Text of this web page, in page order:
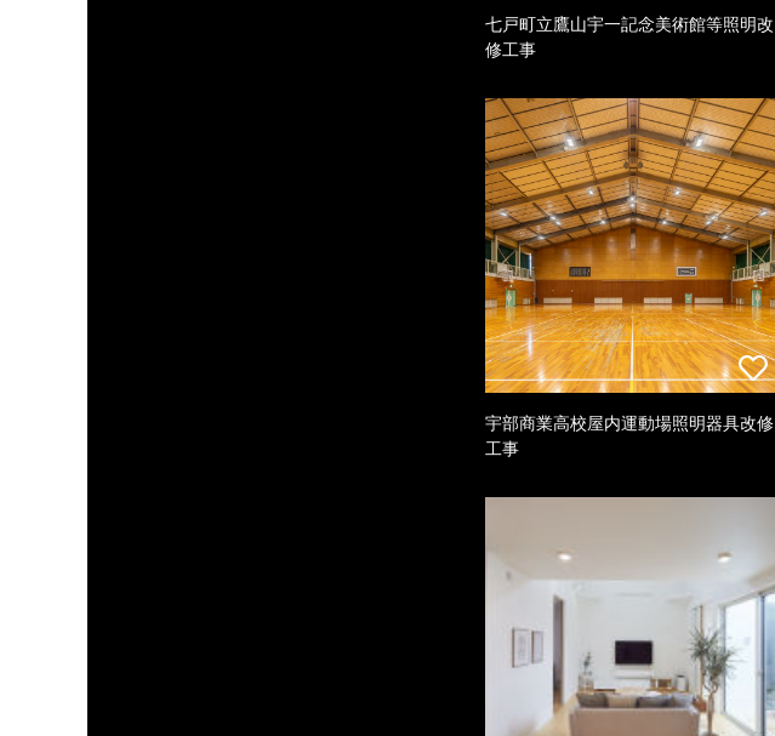
七戸町立鷹山宇一記念美術館等照明改
修工事
宇部商業高校屋内運動場照明器具改修
工事